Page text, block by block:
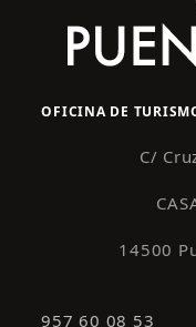
OFICINA DE
C/
14500
957 60 08 53